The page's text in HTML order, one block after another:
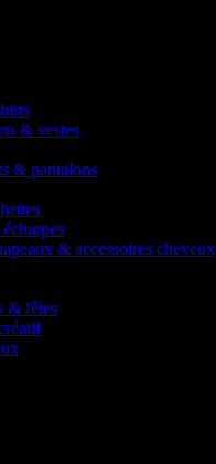
& vestes
& pantalons
& accessoires cheveux
& fêtes